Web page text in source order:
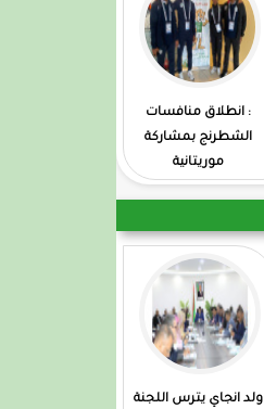
: انطلاق منافسات
الشطرنج بمشاركة
موريتانية
ولد انجاي يترس اللجنة